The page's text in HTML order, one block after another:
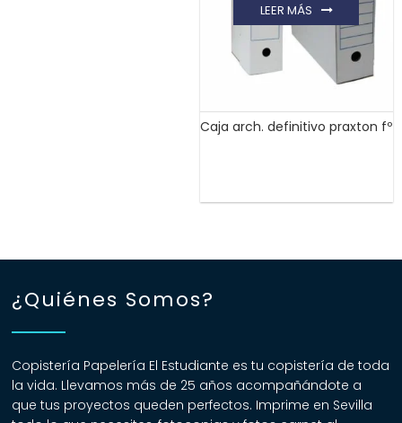
Caja arch. definitivo praxton fº
LEER MÁS
¿Quiénes Somos?
Copistería Papelería El Estudiante es tu copistería de toda
la vida. Llevamos más de 25 años acompañándote a
que tus proyectos queden perfectos. Imprime en Sevilla